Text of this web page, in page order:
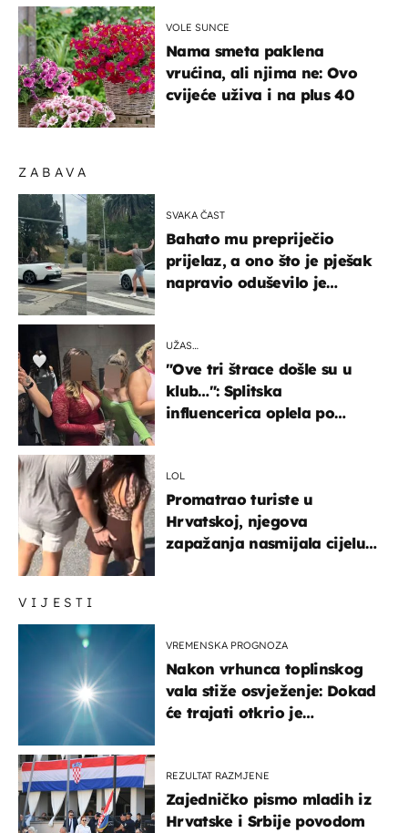
VIJESTI
VREMENSKA PROGNOZA
Nakon vrhunca toplinskog
vala stiže osvježenje: Dokad
će trajati otkrio je
REZULTAT RAZMJENE
Zajedničko pismo mladih iz
Hrvatske i Srbije povodom
ZABAVA
SVAKA ČAST
Bahato mu prepriječio
prijelaz, a ono što je pješak
napravio oduševilo je
UŽAS…
"Ove tri štrace došle su u
klub…": Splitska
influencerica oplela po
LOL
Promatrao turiste u
Hrvatskoj, njegova
zapažanja nasmijala cijelu
VOLE SUNCE
Nama smeta paklena
vrućina, ali njima ne: Ovo
cvijeće uživa i na plus 40